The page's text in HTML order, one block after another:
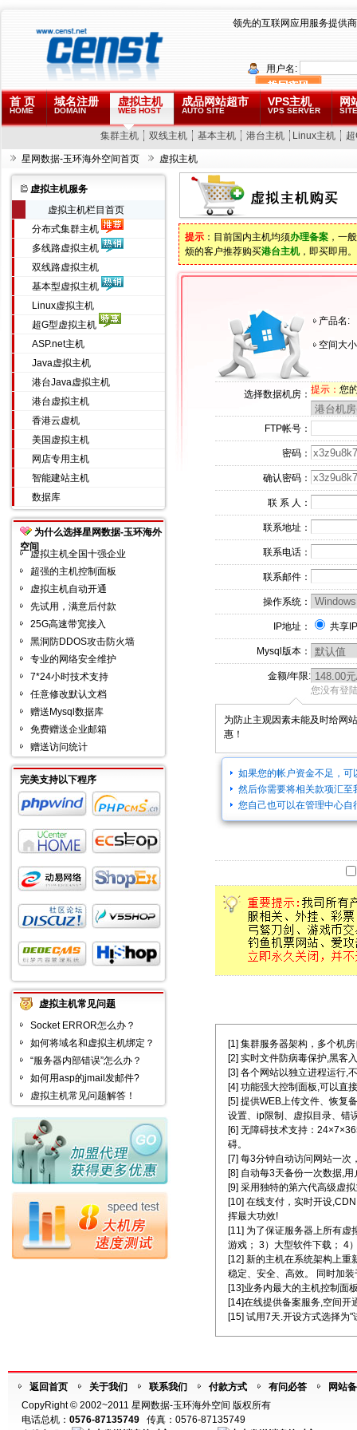
领先的互联网应用服务提供商
用户名:
首 页
HOME
域名注册
DOMAIN
虚拟主机
WEB HOST
成品网站超市
AUTO SITE
VPS主机
VPS SERVER
网
集群主机 双线主机 基本主机 港台主机 Linux主机
星网数据-玉环海外空间首页 虚拟主机
虚拟主机服务
虚拟主机栏目首页
分布式集群主机
多线路虚拟主机
双线路虚拟主机
基本型虚拟主机
Linux虚拟主机
超G型虚拟主机
ASP.net主机
Java虚拟主机
港台Java虚拟主机
港台虚拟主机
香港云虚机
美国虚拟主机
网店专用主机
智能建站主机
数据库
为什么选择星网数据-玉环海外
空间
虚拟主机全国十强企业
超强的主机控制面板
虚拟主机自动开通
先试用，满意后付款
25G高速带宽接入
黑洞防DDOS攻击防火墙
专业的网络安全维护
7*24小时技术支持
任意修改默认文档
赠送Mysql数据库
免费赠送企业邮箱
赠送访问统计
完美支持以下程序
虚拟主机常见问题
Socket ERROR怎么办？
如何将域名和虚拟主机绑定？
“服务器内部错误”怎么办？
如何用asp的jmail发邮件?
虚拟主机常见问题解答！
提示 ：目前国内主机均须办理备案 ，一
烦的客户推荐购买港台主机，即买即用
产品名:
空间大
选择数据机房： 提示： 您
FTP帐号：
密码：
确认密码：
联 系 人：
联系地址：
联系电话：
联系邮件：
操作系统：
IP地址： 共享IP
Mysql版本：
金额/年限:
您没有登
为防止主观因素未能及时给网
惠！
如果您的帐户资金不足，
然后你需要将相关款项汇
您自己也可以在管理中心
[1] 集群服务器架构，多个机
[2] 实时文件防病毒保护,黑客
[3] 各个网站以独立进程运行,
[4] 功能强大控制面板,可以直
[5] 提供WEB上传文件、恢复
设置、ip限制、虚拟目录、错
[6] 无障碍技术支持：
碍。
[7] 每3分钟自动访问网站一次
[8] 自动每3天备份一次数据,
[9] 采用独特的第六代高级虚
[10] 在线支付，实时开设
挥最大功效!
[11] 为了保证服务器上所有虚
游戏； 3）大型软件下载； 4
[12] 新的主机在系统架构上重
稳定、安全、高效。 同时加
[13]业务内最大的主机控制面
[14]在线提供备案服务,空间开
[15] 试用7天.开设方式选择为"
返回首页 关于我们 联系我们 付款方式 有问必答
网站
CopyRight © 2002~2011 星网数据-玉环海外空间 版权所有
电话总机： 0576-87135749 传真：0576-87135749